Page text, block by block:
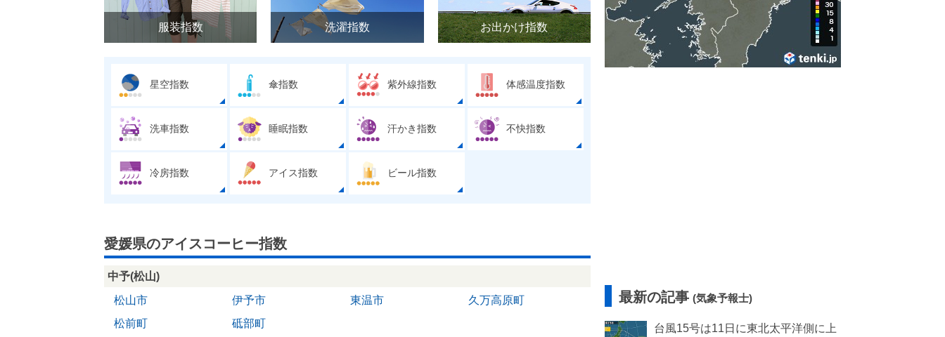
服装指数 洗濯指数 お出かけ指数
星空指数 傘指数 紫外線指数 体感温度指数
洗車指数 睡眠指数 汗かき指数 不快指数
冷房指数 アイス指数 ビール指数
愛媛県のアイスコーヒー指数
中予(松山)
松山市
伊予市 東温市
久万高原町
松前町
砥部町
最新の記事 (気象予報士)
台風15号は11日に東北太平洋側に上